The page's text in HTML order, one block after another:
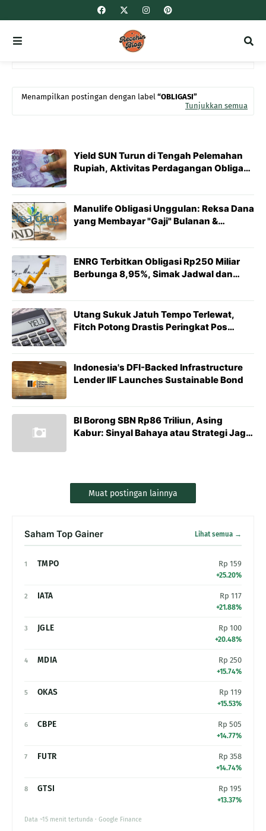
Menampilkan postingan dengan label OBLIGASI
Tunjukkan semua
Yield SUN Turun di Tengah Pelemahan
Rupiah, Aktivitas Perdagangan Obligasi
Manulife Obligasi Unggulan: Reksa Dana
yang Membayar "Gaji" Bulanan &
ENRG Terbitkan Obligasi Rp250 Miliar
Berbunga 8,95%, Simak Jadwal dan
Utang Sukuk Jatuh Tempo Terlewat,
Fitch Potong Drastis Peringkat Pos
Indonesia's DFI-Backed Infrastructure
Lender IIF Launches Sustainable Bond
BI Borong SBN Rp86 Triliun, Asing
Kabur: Sinyal Bahaya atau Strategi Jaga
Muat postingan lainnya
Saham Top Gainer Lihat semua →
1 TMPO Rp 159
+25.20%
2 IATA Rp 117
+21.88%
3 JGLE Rp 100
+20.48%
4 MDIA Rp 250
+15.74%
5 OKAS Rp 119
+15.53%
6 CBPE Rp 505
+14.77%
7 FUTR Rp 358
+14.74%
8 GTSI Rp 195
+13.37%
Data ~15 menit tertunda · Google Finance